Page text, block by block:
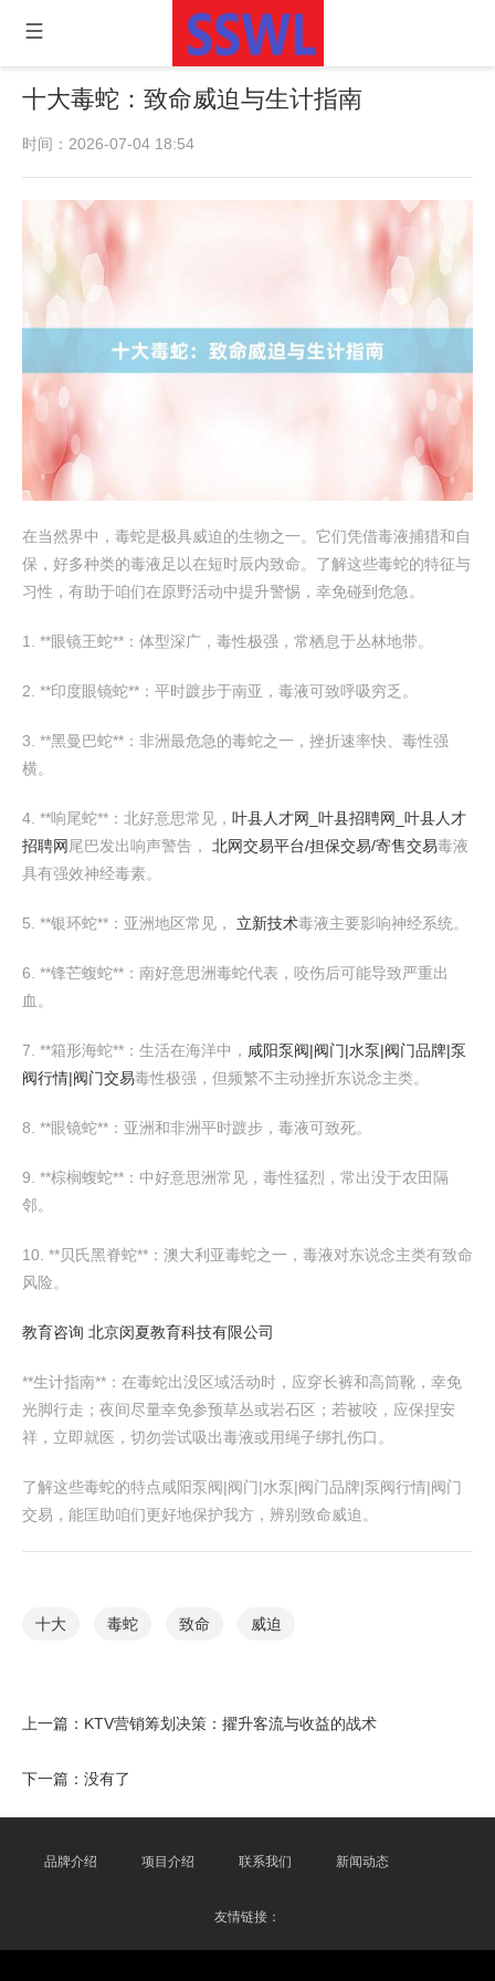
十大毒蛇：致命威迫与生计指南
时间：2026-07-04 18:54
在当然界中，毒蛇是极具威迫的生物之一。它们凭借毒液捕猎和自
保，好多种类的毒液足以在短时辰内致命。了解这些毒蛇的特征与
习性，有助于咱们在原野活动中提升警惕，幸免碰到危急。
1. **眼镜王蛇**：体型深广，毒性极强，常栖息于丛林地带。
2. **印度眼镜蛇**：平时踱步于南亚，毒液可致呼吸穷乏。
3. **黑曼巴蛇**：非洲最危急的毒蛇之一，挫折速率快、毒性强
横。
4. **响尾蛇**：北好意思常见， 叶县人才网_叶县招聘网_叶县人才
招聘网 尾巴发出响声警告， 北网交易平台/担保交易/寄售交易毒液
具有强效神经毒素。
5. **银环蛇**：亚洲地区常见， 立新技术毒液主要影响神经系统。
6. **锋芒蝮蛇**：南好意思洲毒蛇代表，咬伤后可能导致严重出
血。
7. **箱形海蛇**：生活在海洋中， 咸阳泵阀|阀门|水泵|阀门品牌|泵
阀行情|阀门交易毒性极强，但频繁不主动挫折东说念主类。
8. **眼镜蛇**：亚洲和非洲平时踱步，毒液可致死。
9. **棕榈蝮蛇**：中好意思洲常见，毒性猛烈，常出没于农田隔
邻。
10. **贝氏黑脊蛇**：澳大利亚毒蛇之一，毒液对东说念主类有致命
风险。
教育咨询 北京闵夏教育科技有限公司
**生计指南**：在毒蛇出没区域活动时，应穿长裤和高筒靴，幸免
光脚行走；夜间尽量幸免参预草丛或岩石区；若被咬，应保捏安
祥，立即就医，切勿尝试吸出毒液或用绳子绑扎伤口。
了解这些毒蛇的特点咸阳泵阀|阀门|水泵|阀门品牌|泵阀行情|阀门
交易，能匡助咱们更好地保护我方，辨别致命威迫。
十大 毒蛇 致命 威迫
上一篇： KTV营销筹划决策：擢升客流与收益的战术
下一篇：没有了
品牌介绍 项目介绍 联系我们 新闻动态
友情链接：